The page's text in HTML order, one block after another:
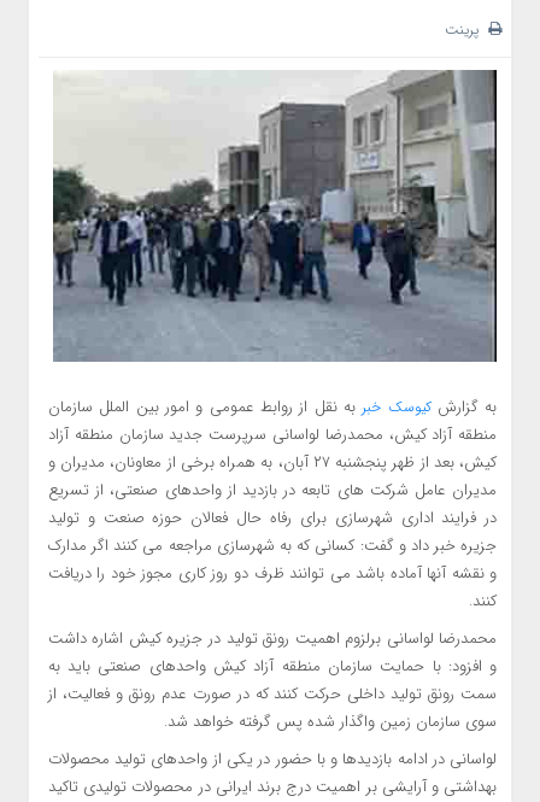
پرینت
به گزارشکیوسک خبر به نقل از روابط عمومی و امور بین الملل سازمان
منطقه آزاد کیش، محمدرضا لواسانی سرپرست جدید سازمان منطقه آزاد
کیش، بعد از ظهر پنجشنبه ۲۷ آبان، به همراه برخی از معاونان، مدیران و
مدیران عامل شرکت های تابعه در بازدید از واحدهای صنعتی، از تسریع
در فرایند اداری شهرسازی برای رفاه حال فعالان حوزه صنعت و تولید
جزیره خبر داد و گفت: کسانی که به شهرسازی مراجعه می کنند اگر مدارک
و نقشه آنها آماده باشد می توانند ظرف دو روز کاری مجوز خود را دریافت
کنند.
محمدرضا لواسانی برلزوم اهمیت رونق تولید در جزیره کیش اشاره داشت
و افزود: با حمایت سازمان منطقه آزاد کیش واحدهای صنعتی باید به
سمت رونق تولید داخلی حرکت کنند که در صورت عدم رونق و فعالیت، از
سوی سازمان زمین واگذار شده پس گرفته خواهد شد.
لواسانی در ادامه بازدیدها و با حضور در یکی از واحدهای تولید محصولات
بهداشتی و آرایشی بر اهمیت درج برند ایرانی در محصولات تولیدی تاکید